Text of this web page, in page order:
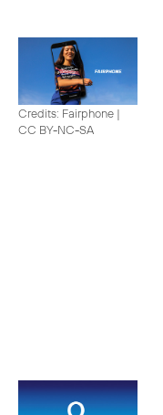
Credits: Fairphone |
CC BY-NC-SA